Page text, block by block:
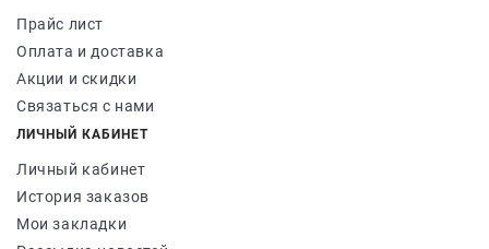
Прайс лист
Оплата и доставка
Акции и скидки
Связаться с нами
ЛИЧНЫЙ КАБИНЕТ
Личный кабинет
История заказов
Мои закладки